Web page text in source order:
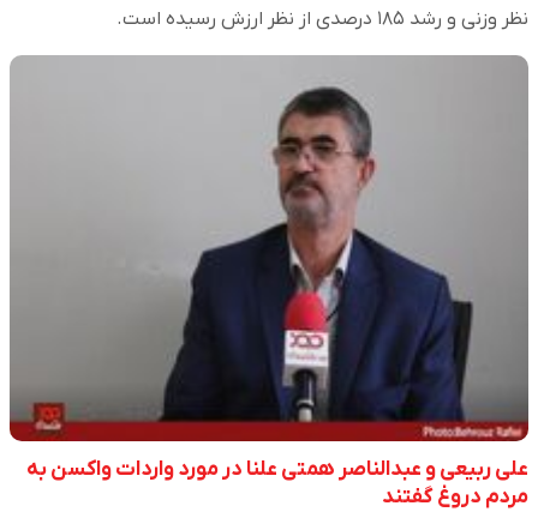
نظر وزنی و رشد ۱۸۵ درصدی از نظر ارزش رسیده است.
علی ربیعی و عبدالناصر همتی علنا در مورد واردات واکسن به
مردم دروغ گفتند